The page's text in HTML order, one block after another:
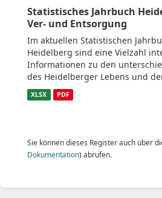
Statistisches Jahrbuch
Ver- und Entsorgung
Im aktuellen Statistischen
Heidelberg sind eine Vielzahl
Informationen zu den
des Heidelberger Lebens und
XLSX PDF
Sie können dieses Register auch über
Dokumentation) abrufen.